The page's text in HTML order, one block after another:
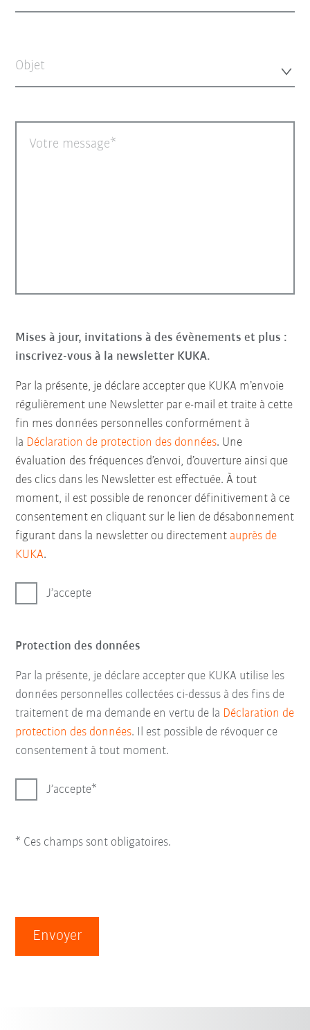
Objet
Votre message
Mises à jour, invitations à des évènements et plus :
inscrivez-vous à la newsletter KUKA.
Par la présente, je déclare accepter que KUKA m’envoie
régulièrement une Newsletter par e-mail et traite à cette
fin mes données personnelles conformément à
la Déclaration de protection des données. Une
évaluation des fréquences d’envoi, d’ouverture ainsi que
des clics dans les Newsletter est effectuée. À tout
moment, il est possible de renoncer définitivement à ce
consentement en cliquant sur le lien de désabonnement
figurant dans la newsletter ou directement auprès de
KUKA.
J’accepte
Protection des données
Par la présente, je déclare accepter que KUKA utilise les
données personnelles collectées ci-dessus à des fins de
traitement de ma demande en vertu de la Déclaration de
protection des données. Il est possible de révoquer ce
consentement à tout moment.
J’accepte
* Ces champs sont obligatoires.
Envoyer